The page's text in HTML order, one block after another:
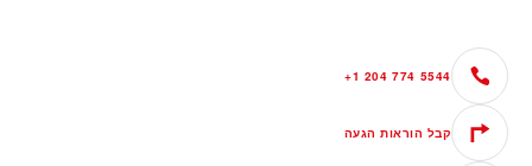
+1 204 774 5544
קבל הוראות הגעה